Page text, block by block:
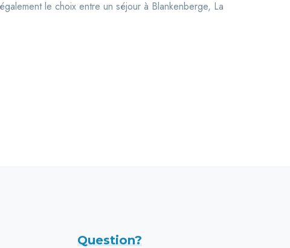
le choix entre un séjour à Blankenberge, La
Question?